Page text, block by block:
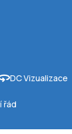
DC Vizualizace
řád